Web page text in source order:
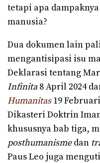
tetapi apa
manusia?
Dua dokumen lain
mengantisipasi isu
Deklarasi tentang
Infinita 8 April 2024
Humanitas19
Dikasteri Doktrin
khususnya bab tiga,
posthumanismedan
Paus Leo juga